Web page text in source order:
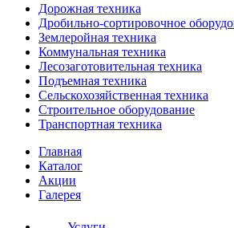
Дорожная техника
Дробильно-сортировочное
Землеройная техника
Коммунальная техника
Лесозаготовительная техника
Подъемная техника
Сельскохозяйственная техника
Строительное оборудование
Транспортная техника
Главная
Каталог
Акции
Галерея